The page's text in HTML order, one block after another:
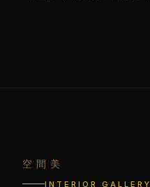
空間美
INTERIOR GALLERY